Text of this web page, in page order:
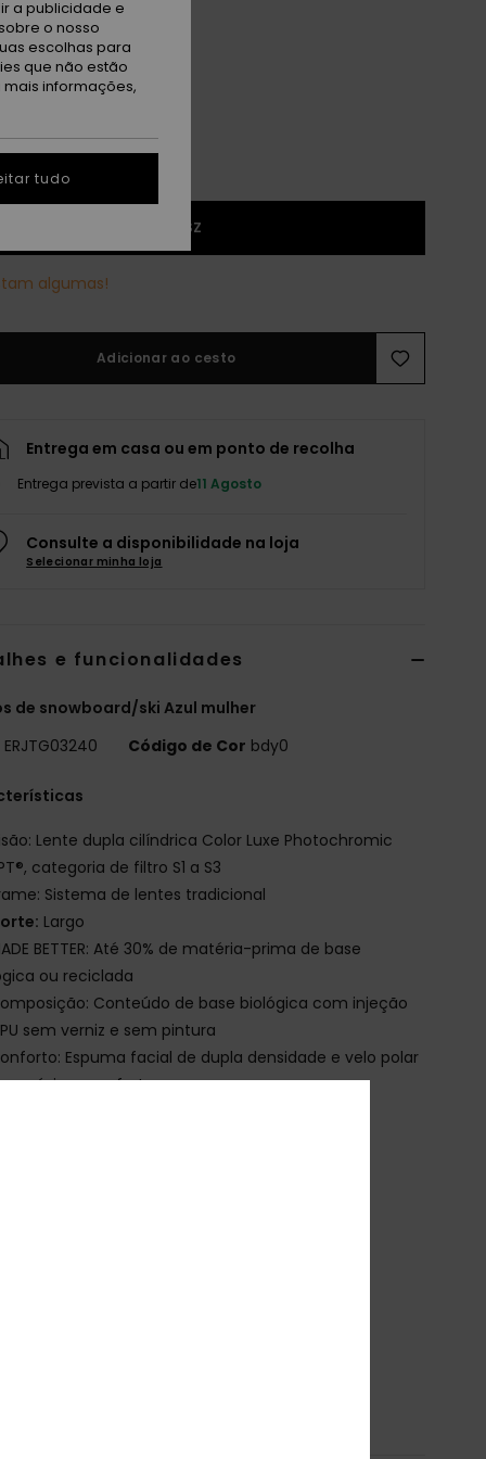
Blue/adapt Ml Blue S3
1SZ
algumas!
Adicionar ao cesto
Entrega em casa ou em ponto de recolha
Entrega prevista a partir de11 Agosto
Consulte a disponibilidade na loja
Selecionar minha loja
e funcionalidades
de snowboard/ski Azul mulher
ERJTG03240 Código de Cor bdy0
Lente dupla cilíndrica Color Luxe Photochromic
categoria de filtro S1 a S3
Sistema de lentes tradicional
Largo
BETTER: Até 30% de matéria-prima de base
ou reciclada
Conteúdo de base biológica com injeção
sem verniz e sem pintura
Espuma facial de dupla densidade e velo polar
o máximo conforto
a publicidade e
o nosso
escolhas para
que não estão
informações,
tudo